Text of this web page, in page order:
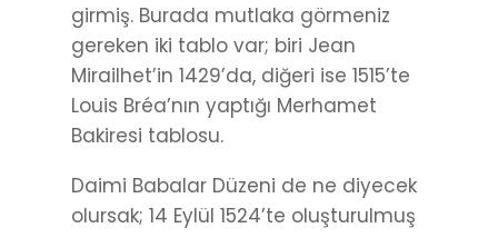
girmiş. Burada mutlaka görmeniz
gereken iki tablo var; biri Jean
Mirailhet’in 1429’da, diğeri ise 1515’te
Louis Bréa’nın yaptığı Merhamet
Bakiresi tablosu.
Daimi Babalar Düzeni de ne diyecek
olursak; 14 Eylül 1524’te oluşturulmuş